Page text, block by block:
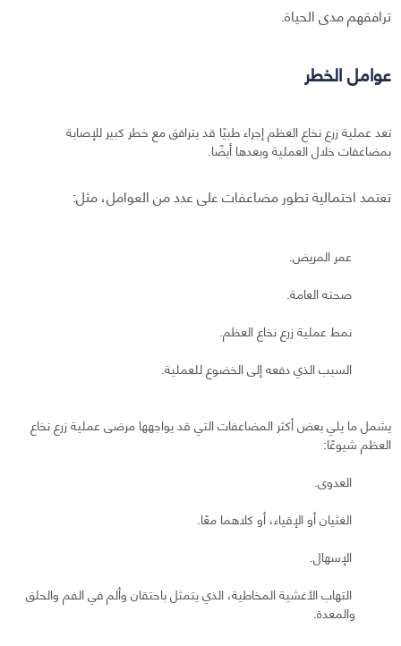
ترافقهم مدى الحياة.
عوامل الخطر
تعد عملية زرع نخاع العظم إجراء طبيًا قد يترافق مع خطر كبير للإصابة
بمضاعفات خلال العملية وبعدها أيضًا.
تعتمد احتمالية تطور مضاعفات على عدد من العوامل، مثل:
عمر المريض.
صحته العامة.
نمط عملية زرع نخاع العظم.
السبب الذي دفعه إلى الخضوع للعملية.
يشمل ما يلي بعض أكثر المضاعفات التي قد يواجهها مرضى عملية زرع نخاع
العظم شيوعًا:
العدوى.
الغثيان أو الإقياء، أو كلاهما معًا.
الإسهال.
التهاب الأغشية المخاطية، الذي يتمثل باحتقان وألم في الفم والحلق
والمعدة.